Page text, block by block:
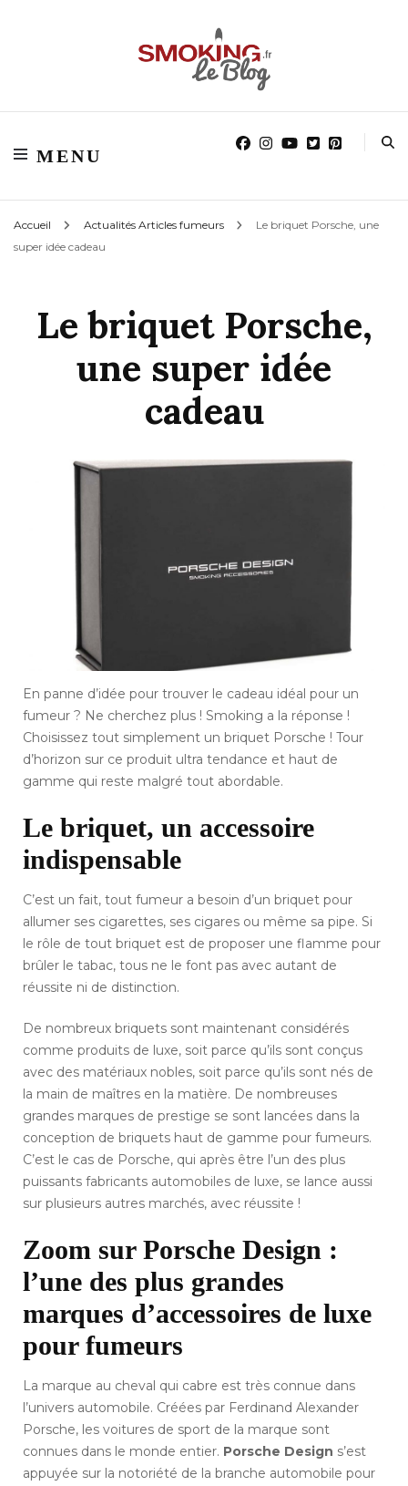
Blog smoking.fr
MENU
Accueil Actualités Articles fumeurs
Le briquet Porsche, une
super idée cadeau
Le briquet Porsche,
une super idée
cadeau
En panne d’idée pour trouver le cadeau idéal pour un
fumeur ? Ne cherchez plus ! Smoking a la réponse !
Choisissez tout simplement un briquet Porsche ! Tour
d’horizon sur ce produit ultra tendance et haut de
gamme qui reste malgré tout abordable.
Le briquet, un accessoire
indispensable
C’est un fait, tout fumeur a besoin d’un briquet pour
allumer ses cigarettes, ses cigares ou même sa pipe. Si
le rôle de tout briquet est de proposer une flamme pour
brûler le tabac, tous ne le font pas avec autant de
réussite ni de distinction.
De nombreux briquets sont maintenant considérés
comme produits de luxe, soit parce qu’ils sont conçus
avec des matériaux nobles, soit parce qu’ils sont nés de
la main de maîtres en la matière. De nombreuses
grandes marques de prestige se sont lancées dans la
conception de briquets haut de gamme pour fumeurs.
C’est le cas de Porsche, qui après être l’un des plus
puissants fabricants automobiles de luxe, se lance aussi
sur plusieurs autres marchés, avec réussite !
Zoom sur Porsche Design :
l’une des plus grandes
marques d’accessoires de luxe
pour fumeurs
La marque au cheval qui cabre est très connue dans
l’univers automobile. Créées par Ferdinand Alexander
Porsche, les voitures de sport de la marque sont
connues dans le monde entier. Porsche Design s’est
appuyée sur la notoriété de la branche automobile pour